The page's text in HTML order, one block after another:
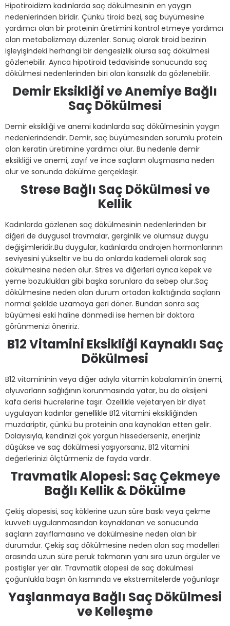
Hipotiroidizm kadınlarda saç dökülmesinin en yaygın
nedenlerinden biridir. Çünkü tiroid bezi, saç büyümesine
yardımcı olan bir proteinin üretimini kontrol etmeye yardımcı
olan metabolizmayı düzenler. Sonuç olarak tiroid bezinin
işleyişindeki herhangi bir dengesizlik olursa saç dökülmesi
gözlenebilir. Ayrıca hipotiroid tedavisinde sonucunda saç
dökülmesi nedenlerinden biri olan kansızlık da gözlenebilir.
Demir Eksikliği ve Anemiye Bağlı
Saç Dökülmesi
Demir eksikliği ve anemi kadınlarda saç dökülmesinin yaygın
nedenlerindendir. Demir, saç büyümesinden sorumlu protein
olan keratin üretimine yardımcı olur. Bu nedenle demir
eksikliği ve anemi, zayıf ve ince saçların oluşmasına neden
olur ve sonunda dökülme gerçekleşir.
Strese Bağlı Saç Dökülmesi ve
Kellik
Kadınlarda gözlenen saç dökülmesinin nedenlerinden bir
diğeri de duygusal travmalar, gerginlik ve olumsuz duygu
değişimleridir.Bu duygular, kadınlarda androjen hormonlarının
seviyesini yükseltir ve bu da onlarda kademeli olarak saç
dökülmesine neden olur. Stres ve diğerleri ayrıca kepek ve
yeme bozuklukları gibi başka sorunlara da sebep olur.Saç
dökülmesine neden olan durum ortadan kalktığında saçların
normal şekilde uzamaya geri döner. Bundan sonra saç
büyümesi eski haline dönmedi ise hemen bir doktora
görünmenizi öneririz.
B12 Vitamini Eksikliği Kaynaklı Saç
Dökülmesi
B12 vitamininin veya diğer adıyla vitamin kobalamin’in önemi,
alyuvarların sağlığının korunmasında yatar, bu da oksijeni
kafa derisi hücrelerine taşır. Özellikle vejetaryen bir diyet
uygulayan kadınlar genellikle B12 vitamini eksikliğinden
muzdariptir, çünkü bu proteinin ana kaynakları etten gelir.
Dolayısıyla, kendinizi çok yorgun hissederseniz, enerjiniz
düşükse ve saç dökülmesi yaşıyorsanız, B12 vitamini
değerlerinizi ölçtürmeniz de fayda vardır.
Travmatik Alopesi: Saç Çekmeye
Bağlı Kellik & Dökülme
Çekiş alopesisi, saç köklerine uzun süre baskı veya çekme
kuvveti uygulanmasından kaynaklanan ve sonucunda
saçların zayıflamasına ve dökülmesine neden olan bir
durumdur. Çekiş saç dökülmesine neden olan saç modelleri
arasında uzun süre peruk takmanın yanı sıra uzun örgüler ve
postişler yer alır. Travmatik alopesi de saç dökülmesi
çoğunlukla başın ön kısmında ve ekstremitelerde yoğunlaşır
Yaşlanmaya Bağlı Saç Dökülmesi
ve Kelleşme